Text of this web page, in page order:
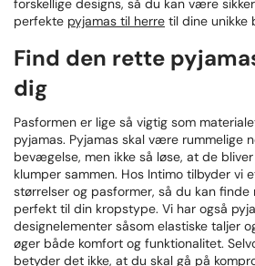
forskellige designs, så du kan være
perfekte pyjamas til herre til dine unikke
Find den rette
dig
Pasformen er lige så vigtig som
pyjamas. Pyjamas skal være rummelige
bevægelse, men ikke så løse, at de
klumper sammen. Hos Intimo tilbyder vi
størrelser og pasformer, så du kan
perfekt til din kropstype. Vi har også
designelementer såsom elastiske taljer
øger både komfort og funktionalitet.
betyder det ikke, at du skal gå på